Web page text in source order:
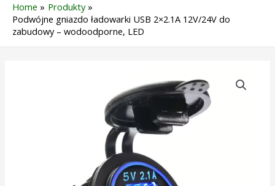
Home
Produkty
Podwójne gniazdo ładowarki USB 2×2.1A 12V/24V do
zabudowy – wodoodporne, LED